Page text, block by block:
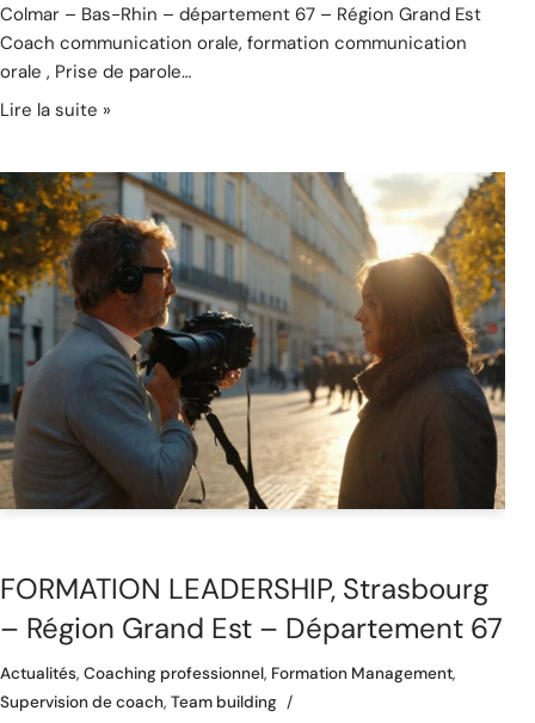
Colmar – Bas-Rhin – département 67 – Région Grand Est
Coach communication orale, formation communication
orale , Prise de parole…
Lire la suite »
FORMATION LEADERSHIP, Strasbourg
– Région Grand Est – Département 67
Actualités, Coaching professionnel, Formation Management,
Supervision de coach, Team building